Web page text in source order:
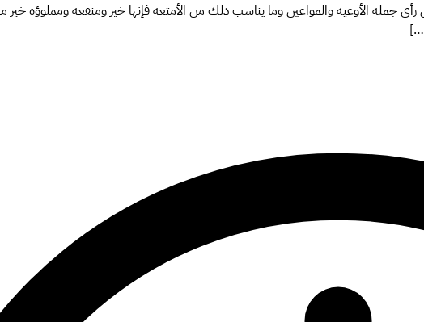
رأى جملة الأوعية والمواعين وما يناسب ذلك من الأمتعة فإنها خير ومنفعة ومملوؤه